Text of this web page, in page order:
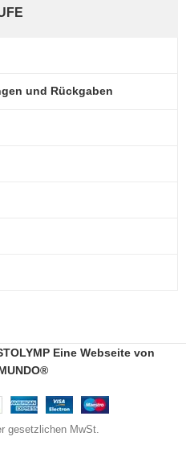
und Rückgaben
Eine Webseite von
gesetzlichen MwSt.